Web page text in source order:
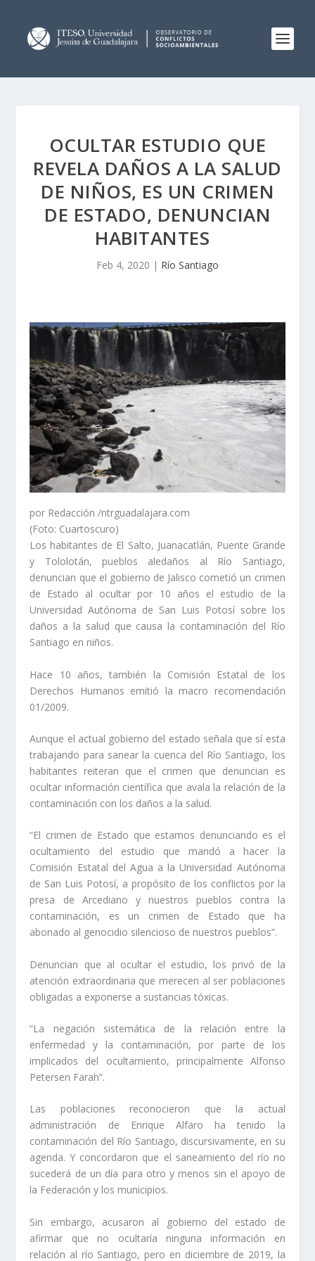
OCULTAR ESTUDIO QUE
REVELA DAÑOS A LA SALUD
DE NIÑOS, ES UN CRIMEN
DE ESTADO, DENUNCIAN
HABITANTES
Feb 4, 2020 | Río Santiago
por Redacción /ntrguadalajara.com
(Foto: Cuartoscuro)
Los habitantes de El Salto, Juanacatlán, Puente Grande
y Tololotán, pueblos aledaños al Río Santiago,
denuncian que el gobierno de Jalisco cometió un crimen
de Estado al ocultar por 10 años el estudio de la
Universidad Autónoma de San Luis Potosí sobre los
daños a la salud que causa la contaminación del Río
Santiago en niños.
Hace 10 años, también la Comisión Estatal de los
Derechos Humanos emitió la macro recomendación
01/2009.
Aunque el actual gobierno del estado señala que sí esta
trabajando para sanear la cuenca del Río Santiago, los
habitantes reiteran que el crimen que denuncian es
ocultar información científica que avala la relación de la
contaminación con los daños a la salud.
“El crimen de Estado que estamos denunciando es el
ocultamiento del estudio que mandó a hacer la
Comisión Estatal del Agua a la Universidad Autónoma
de San Luis Potosí, a propósito de los conflictos por la
presa de Arcediano y nuestros pueblos contra la
contaminación, es un crimen de Estado que ha
abonado al genocidio silencioso de nuestros pueblos”.
Denuncian que al ocultar el estudio, los privó de la
atención extraordinaria que merecen al ser poblaciones
obligadas a exponerse a sustancias tóxicas.
“La negación sistemática de la relación entre la
enfermedad y la contaminación, por parte de los
implicados del ocultamiento, principalmente Alfonso
Petersen Farah”.
Las poblaciones reconocieron que la actual
administración de Enrique Alfaro ha tenido la
contaminación del Río Santiago, discursivamente, en su
agenda. Y concordaron que el saneamiento del río no
sucederá de un día para otro y menos sin el apoyo de
la Federación y los municipios.
Sin embargo, acusaron al gobierno del estado de
afirmar que no ocultaría ninguna información en
relación al río Santiago, pero en diciembre de 2019, la